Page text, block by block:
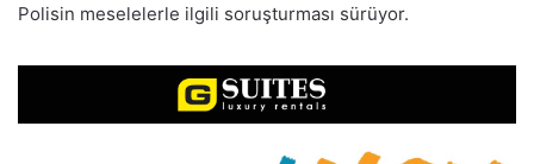
Polisin meselelerle ilgili soruşturması sürüyor.